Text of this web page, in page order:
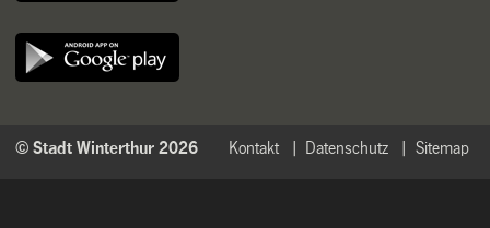
Sitemap
Datenschutz
Kontakt
© Stadt Winterthur 2026